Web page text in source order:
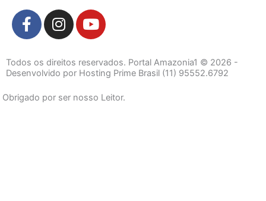
F
a
e
b
o
o
I
n
t
a
r
Y
o
t
u
e
Todos os direitos reservados. Portal Amazonia1 © 2026 -
Desenvolvido por Hosting Prime Brasil (11) 95552.6792
Obrigado por ser nosso Leitor.